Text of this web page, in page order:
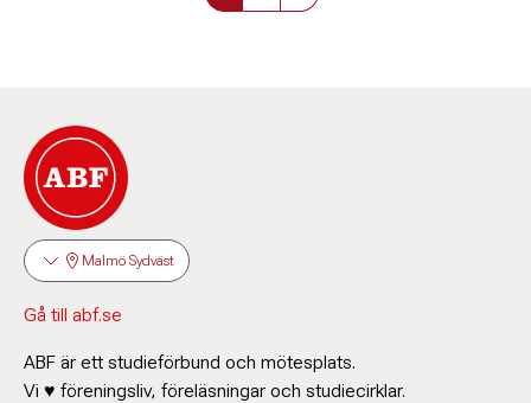
Malmö Sydväst
Gå till abf.se
ABF är ett studieförbund och mötesplats.
Vi ♥ föreningsliv, föreläsningar och studiecirklar.